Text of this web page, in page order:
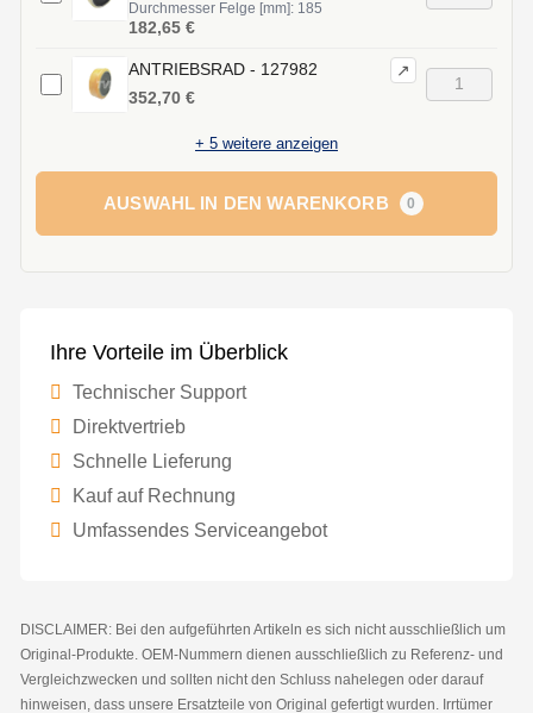
Durchmesser Felge [mm]: 185
182,65 €
ANTRIEBSRAD - 127982 ↗
352,70 €
+ 5 weitere anzeigen
AUSWAHL IN DEN WARENKORB 0
Ihre Vorteile im Überblick
Technischer Support
Direktvertrieb
Schnelle Lieferung
Kauf auf Rechnung
Umfassendes Serviceangebot
DISCLAIMER: Bei den aufgeführten Artikeln es sich nicht ausschließlich um
Original-Produkte. OEM-Nummern dienen ausschließlich zu Referenz- und
Vergleichzwecken und sollten nicht den Schluss nahelegen oder darauf
hinweisen, dass unsere Ersatzteile von Original gefertigt wurden. Irrtümer